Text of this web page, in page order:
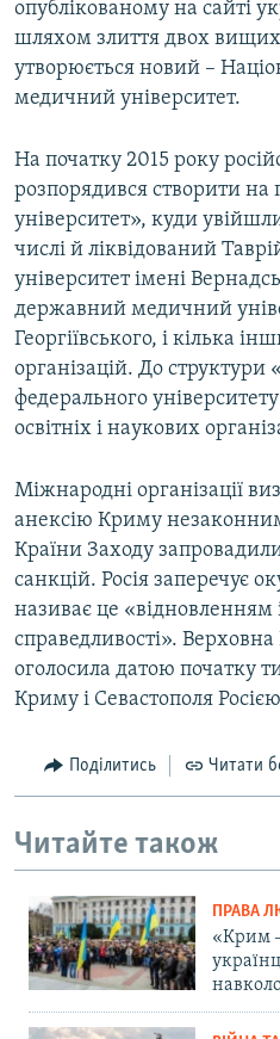
опублікованому на сайті
шляхом злиття двох вищих
утворюється новий –
медичний університет.
На початку 2015 року
розпорядився створити на
університет», куди
числі й ліквідований
університет імені
державний медичний
Георгіївського, і кілька
організацій. До структури
федерального
освітніх і наукових
Міжнародні організації
анексію Криму
Країни Заходу
санкцій. Росія заперечує
називає це «відновленням
справедливості».
оголосила датою початку
Криму і Севастополя
Поділитись Читати
Читайте також
ПРАВА
«Крим